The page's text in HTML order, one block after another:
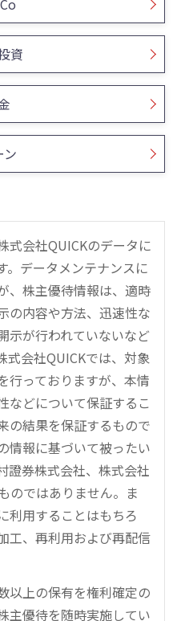
資
ン
式会社QUICKのデータに
。データメンテナンスに
、株主優待情報は、適時
の内容や方法、迅速性な
示が行われていないなど
式会社QUICKでは、対象
行っておりますが、本情
などについて保証するこ
の結果を保証するもので
情報に基づいて被ったい
證券株式会社、株式会社
のではありません。ま
利用することはもちろ
工、再利用および再配信
以上の保有を権利確定の
主優待を随時実施してい